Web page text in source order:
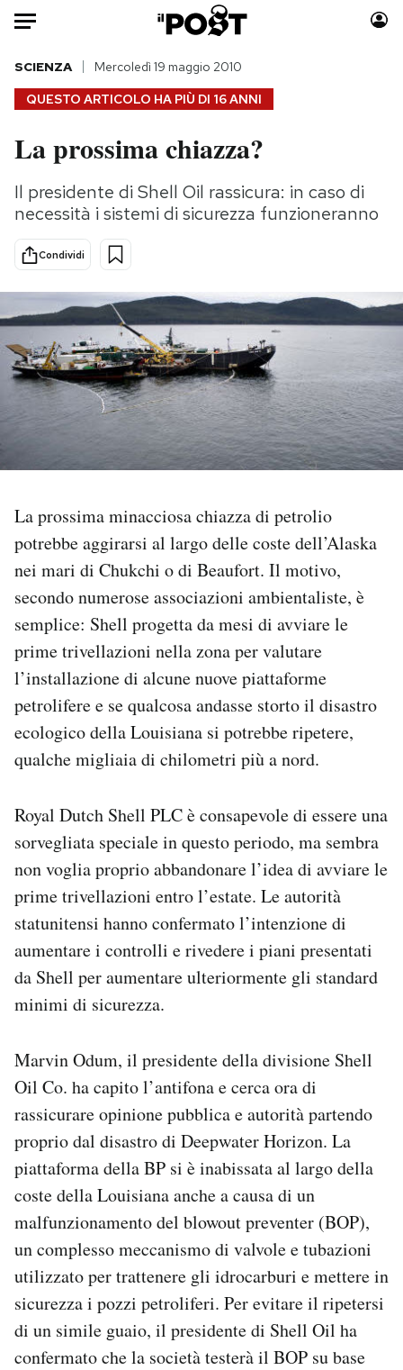
Auto
HOME
Italia
Politica
Internet
Cultura
Economia
Sport
Moda
Consumismi
Europa
Altrecose
Mondiali calcio 2026
PODCAST
I MIEI PREFERITI
SHOP
CALENDARIO
AREA PERSONALE
Area Personale
Notifiche mobile
Regala il Post
Hai bisogno di aiuto?
Esci
QUESTO ARTICOLO HA PIÙ DI 16 ANNI
SCIENZA Mercoledì 19 maggio 2010
La prossima chiazza?
Il presidente di Shell Oil rassicura: in caso di
necessità i sistemi di sicurezza funzioneranno
Condividi
La prossima minacciosa chiazza di petrolio
potrebbe aggirarsi al largo delle coste dell’Alaska
nei mari di Chukchi o di Beaufort. Il motivo,
secondo numerose associazioni ambientaliste, è
semplice: Shell progetta da mesi di avviare le
prime trivellazioni nella zona per valutare
l’installazione di alcune nuove piattaforme
petrolifere e se qualcosa andasse storto il disastro
ecologico della Louisiana si potrebbe ripetere,
qualche migliaia di chilometri più a nord.
Royal Dutch Shell PLC è consapevole di essere una
sorvegliata speciale in questo periodo, ma sembra
non voglia proprio abbandonare l’idea di avviare le
prime trivellazioni entro l’estate. Le autorità
statunitensi hanno confermato l’intenzione di
aumentare i controlli e rivedere i piani presentati
da Shell per aumentare ulteriormente gli standard
minimi di sicurezza.
Marvin Odum, il presidente della divisione Shell
Oil Co. ha capito l’antifona e cerca ora di
rassicurare opinione pubblica e autorità partendo
proprio dal disastro di Deepwater Horizon. La
piattaforma della BP si è inabissata al largo della
coste della Louisiana anche a causa di un
malfunzionamento del blowout preventer (BOP),
un complesso meccanismo di valvole e tubazioni
utilizzato per trattenere gli idrocarburi e mettere in
sicurezza i pozzi petroliferi. Per evitare il ripetersi
di un simile guaio, il presidente di Shell Oil ha
confermato che la società testerà il BOP su base